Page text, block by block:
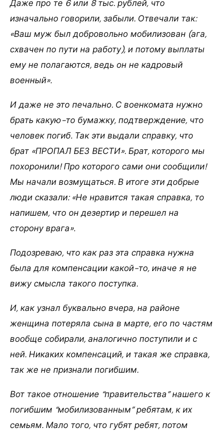
Даже про те 6 или 8 тыс. рублей, что
изначально говорили, забыли. Отвечали так:
«Ваш муж был добровольно мобилизован (ага,
схвачен по пути на работу), и потому выплаты
ему не полагаются, ведь он не кадровый
военный».
И даже не это печально. С военкомата нужно
брать какую-то бумажку, подтверждение, что
человек погиб. Так эти выдали справку, что
брат «ПРОПАЛ БЕЗ ВЕСТИ». Брат, которого мы
похоронили! Про которого сами они сообщили!
Мы начали возмущаться. В итоге эти добрые
люди сказали: «Не нравится такая справка, то
напишем, что он дезертир и перешел на
сторону врага».
Подозреваю, что как раз эта справка нужна
была для компенсации какой-то, иначе я не
вижу смысла такого поступка.
И, как узнал буквально вчера, на районе
женщина потеряла сына в марте, его по частям
вообще собирали, аналогично поступили и с
ней. Никаких компенсаций, и такая же справка,
так же не признали погибшим.
Вот такое отношение “правительства” нашего к
погибшим “мобилизованным” ребятам, к их
семьям. Мало того, что губят ребят, потом